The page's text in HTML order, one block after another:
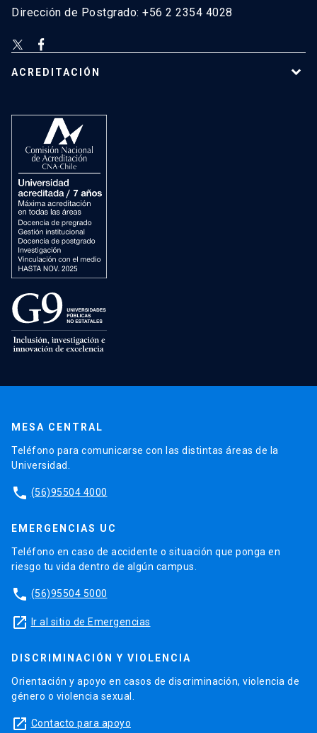
Dirección de Postgrado: +56 2 2354 4028
ACREDITACIÓN
MESA CENTRAL
Teléfono para comunicarse con las distintas áreas de la
Universidad.
phone (56)95504 4000
EMERGENCIAS UC
Teléfono en caso de accidente o situación que ponga en
riesgo tu vida dentro de algún campus.
phone (56)95504 5000
launch Ir al sitio de Emergencias
DISCRIMINACIÓN Y VIOLENCIA
Orientación y apoyo en casos de discriminación, violencia de
género o violencia sexual.
launch Contacto para apoyo